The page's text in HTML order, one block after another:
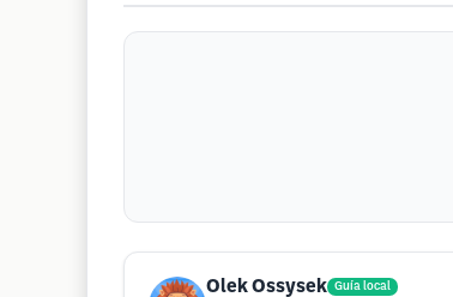
Olek Ossysek Guía local